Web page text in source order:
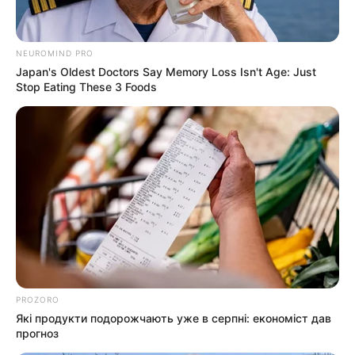
До $20 тисяч за «списання»: на
Закарпатті розслідують схему з
військовозобов’язаними —
підозри отримали екскерівники
Мукачівського ТЦК
СЕР 7, 2026
Залишити відповідь
Щоб відправити коментар вам необхідно
авторизуватись
NEUROMIND PRO
Japan's Oldest Doctors Say Memory Loss Isn't Age: Just
Stop Eating These 3 Foods
PROZORO
Які продукти подорожчають уже в серпні: економіст дав
прогноз